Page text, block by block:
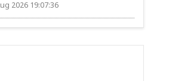
2026 19:07:36